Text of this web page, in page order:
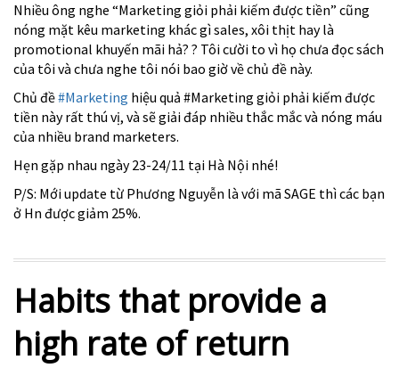
Nhiều ông nghe “Marketing giỏi phải kiếm được tiền” cũng
nóng mặt kêu marketing khác gì sales, xôi thịt hay là
promotional khuyến mãi hả? ? Tôi cười to vì họ chưa đọc sách
của tôi và chưa nghe tôi nói bao giờ về chủ đề này.
Chủ đề#Marketing hiệu quả #Marketing giỏi phải kiếm được
tiền này rất thú vị, và sẽ giải đáp nhiều thắc mắc và nóng máu
của nhiều brand marketers.
Hẹn gặp nhau ngày 23-24/11 tại Hà Nội nhé!
P/S: Mới update từ Phương Nguyễn là với mã SAGE thì các bạn
ở Hn được giảm 25%.
Habits that provide a
high rate of return